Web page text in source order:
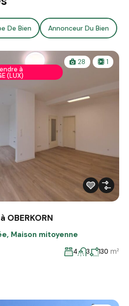
De Bien Annonceur Du Bien
à
(LUX)
28 1
OBERKORN
, Maison mitoyenne
4 3 130 m²